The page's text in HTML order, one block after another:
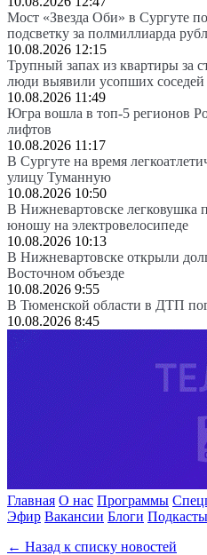
Мост «Звезда Оби» в Сургуте
подсветку за полмиллиарда
10.08.2026 12:15
Трупный запах из квартиры за
люди выявили усопших соседей
10.08.2026 11:49
Югра вошла в топ-5 регионов
лифтов
10.08.2026 11:17
В Сургуте на время
улицу Туманную
10.08.2026 10:50
В Нижневартовске легковушка
юношу на электровелосипеде
10.08.2026 10:13
В Нижневартовске открыли
Восточном объезде
10.08.2026 9:55
В Тюменской области в ДТП
10.08.2026 8:45
Главная О нас Программы
Эфир Вакансии Блоги Подкасты
← Назад к списку новостей